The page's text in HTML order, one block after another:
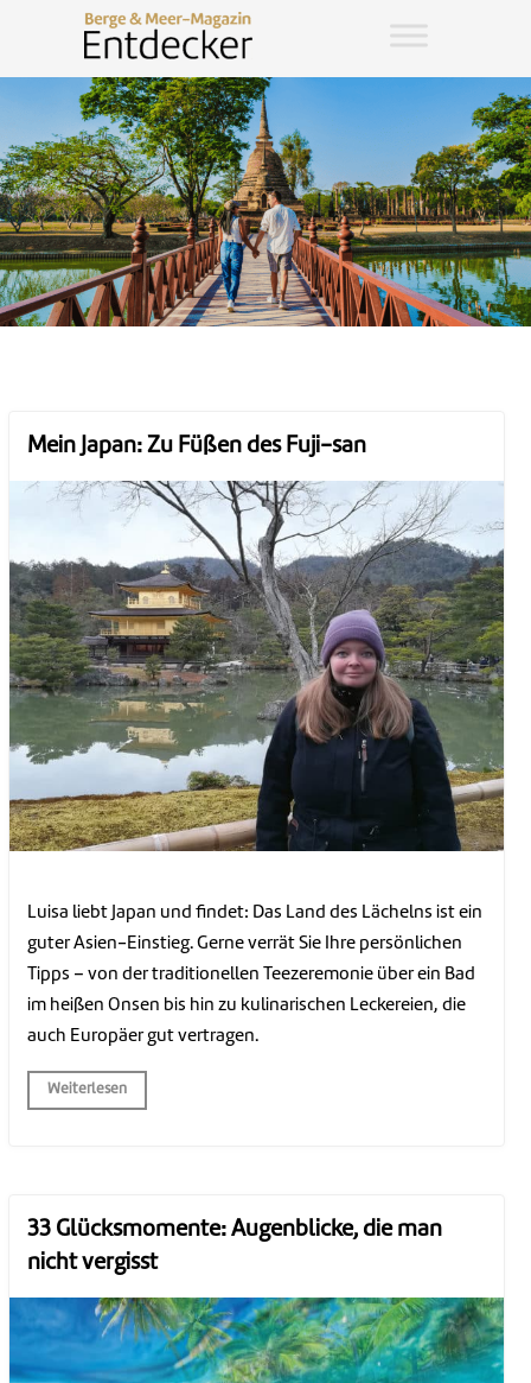
Mein Japan: Zu Füßen des Fuji-san
Luisa liebt Japan und findet: Das Land des Lächelns ist ein
guter Asien-Einstieg. Gerne verrät Sie Ihre persönlichen
Tipps – von der traditionellen Teezeremonie über ein Bad
im heißen Onsen bis hin zu kulinarischen Leckereien, die
auch Europäer gut vertragen.
Weiterlesen
33 Glücksmomente: Augenblicke, die man
nicht vergisst